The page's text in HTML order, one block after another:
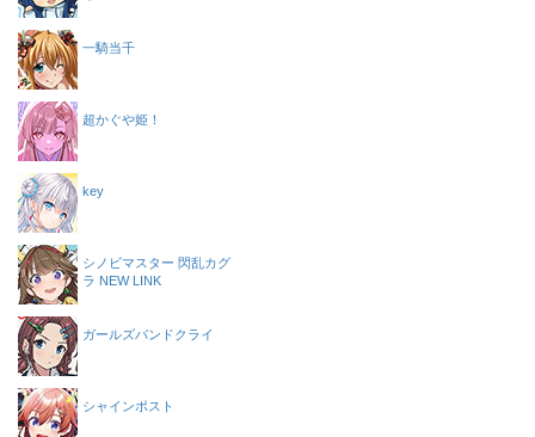
一騎当千
超かぐや姫！
key
シノビマスター 閃乱カグ
ラ NEW LINK
ガールズバンドクライ
シャインポスト